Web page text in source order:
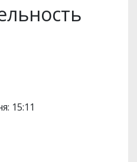
15:11